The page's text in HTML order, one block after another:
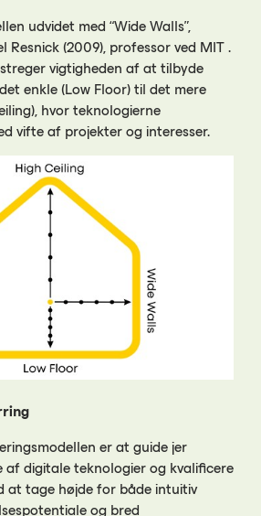
udvidet med “Wide Walls”,
(2009), professor ved MIT .
vigtigheden af at tilbyde
enkle (Low Floor) til det mere
hvor teknologierne
vifte af projekter og interesser.
er at guide jer
af digitale teknologier og kvalificere
at tage højde for både intuitiv
og bred